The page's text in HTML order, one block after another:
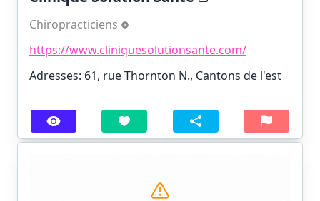
Chiropracticiens
https://www.cliniquesolutionsante.com/
Adresses: 61, rue Thornton N., Cantons de l'est